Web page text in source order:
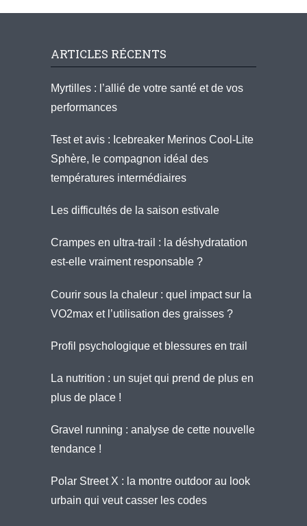
ARTICLES RÉCENTS
Myrtilles : l’allié de votre santé et de vos
performances
Test et avis : Icebreaker Merinos Cool-Lite
Sphère, le compagnon idéal des
températures intermédiaires
Les difficultés de la saison estivale
Crampes en ultra-trail : la déshydratation
est-elle vraiment responsable ?
Courir sous la chaleur : quel impact sur la
VO2max et l’utilisation des graisses ?
Profil psychologique et blessures en trail
La nutrition : un sujet qui prend de plus en
plus de place !
Gravel running : analyse de cette nouvelle
tendance !
Polar Street X : la montre outdoor au look
urbain qui veut casser les codes